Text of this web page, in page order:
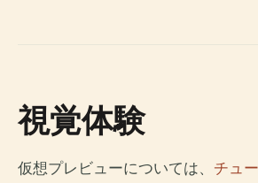
視覚体験
仮想プレビューについては、 チュ